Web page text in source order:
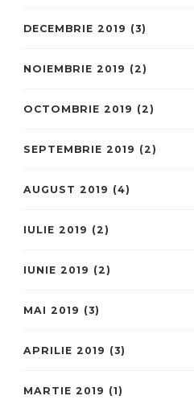
DECEMBRIE 2019 (3)
NOIEMBRIE 2019 (2)
OCTOMBRIE 2019 (2)
SEPTEMBRIE 2019 (2)
AUGUST 2019 (4)
IULIE 2019 (2)
IUNIE 2019 (2)
MAI 2019 (3)
APRILIE 2019 (3)
MARTIE 2019 (1)